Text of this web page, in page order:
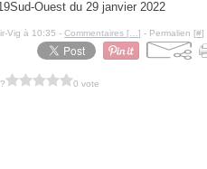
Sud-Ouest du 29 janvier 2022
Vig à 10:35 -Commentaires [ …] - Permalien [#]
0 vote